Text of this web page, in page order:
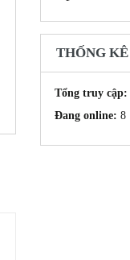
THỐNG KÊ
Tổng truy cập:
Đang online: 8